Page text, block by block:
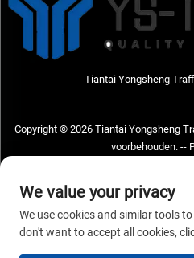
Tiantai Yongsheng
Copyright © 2026 Tiantai Yongsheng
voorbehouden. --
Address: Tiantai Yongsheng Traffic
West Road, Hongchou town, Tiantai
We value your privacy
We use cookies and similar tools
don't want to accept all cookies,